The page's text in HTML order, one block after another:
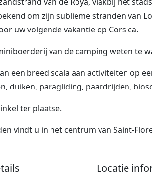
om zijn sublieme stranden van
uw volgende vakantie op Corsica.
van de camping weten te
een breed scala aan activiteiten op
duiken, paragliding, paardrijden,
ter plaatse.
vindt u in het centrum van Saint-
Locatie